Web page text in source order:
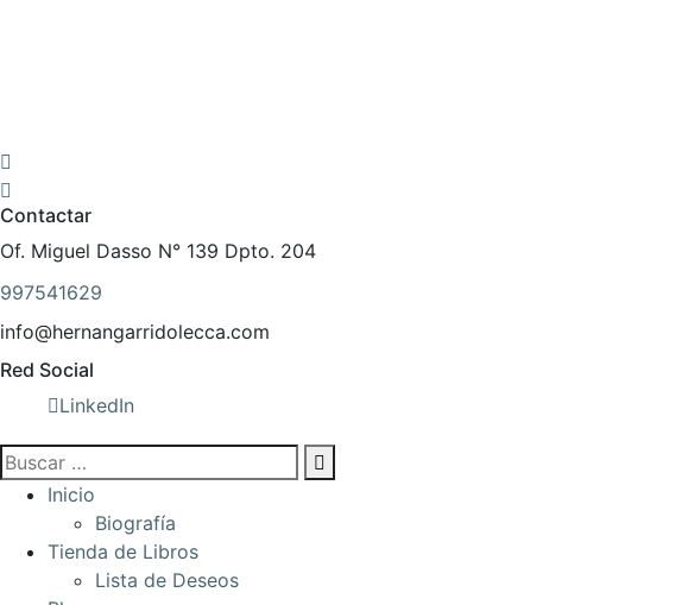
Contactar
Of. Miguel Dasso N° 139 Dpto. 204
997541629
info@hernangarridolecca.com
Red Social
LinkedIn
Inicio
Biografía
Tienda de Libros
Lista de Deseos